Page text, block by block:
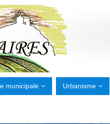
municipale Urbanisme